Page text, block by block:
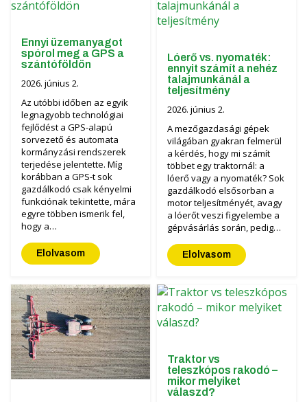
Română
Čeština
Nederlands
Français
Русский
српски
Українська
Ennyi üzemanyagot
spórol meg a GPS a
szántóföldön
2026. június 2.
Az utóbbi időben az egyik
legnagyobb technológiai
fejlődést a GPS-alapú
sorvezető és automata
kormányzási rendszerek
terjedése jelentette. Míg
korábban a GPS-t sok
gazdálkodó csak kényelmi
funkciónak tekintette, mára
egyre többen ismerik fel,
hogy a…
Elolvasom
Lóerő vs. nyomaték:
ennyit számít a nehéz
talajmunkánál a
teljesítmény
2026. június 2.
A mezőgazdasági gépek
világában gyakran felmerül
a kérdés, hogy mi számít
többet egy traktornál: a
lóerő vagy a nyomaték? Sok
gazdálkodó elsősorban a
motor teljesítményét, avagy
a lóerőt veszi figyelembe a
gépvásárlás során, pedig…
Elolvasom
Traktor vs
teleszkópos rakodó –
mikor melyiket
válaszd?